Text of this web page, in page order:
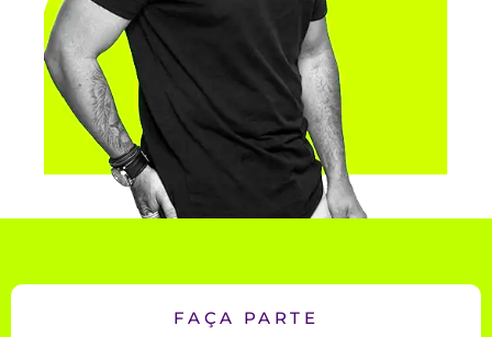
FABRÍCIO DUTRA
Professor de língua portuguesa há nove anos,
sou formado pela UFRJ. Nasci no Rio de Janeiro,
mudei-me para Brasília em 2012, e foi a cidade
onde minha carreira começou de verdade.
já ajudei milhares de alunos a conseguirem algo
que eles, de certa forma, achavam impossível: